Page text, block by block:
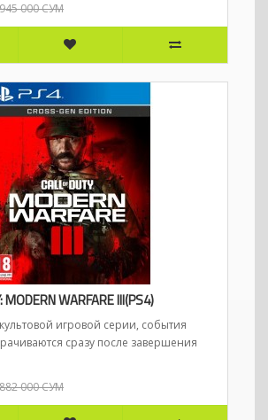
945 000 СУМ
MODERN WARFARE III(PS4)
игровой серии, события
сразу после завершения
882 000 СУМ